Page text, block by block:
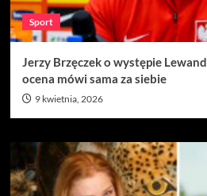
Sport
Jerzy Brzęczek o występie
ocena mówi sama za siebie
9 kwietnia, 2026